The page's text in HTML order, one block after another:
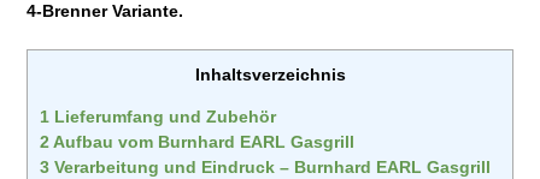
4-Brenner Variante.
Inhaltsverzeichnis
1 Lieferumfang und Zubehör
2 Aufbau vom Burnhard EARL Gasgrill
3 Verarbeitung und Eindruck – Burnhard EARL Gasgrill